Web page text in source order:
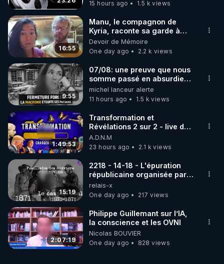
code : REGENERE10
▶ 30 jours gratuit sur l’application de méditation et
de bien-être ENVOL :
Rendez-vous sur https://www.envol.app/code
le code : REGENERE
15 hours ago 1.5 k views
16:55
Manu, le compagnon de
Kyria, raconte sa garde à
vue musclée. PARTAGEZ!
Devoir de Mémoire
One day ago
2.2 k views
9:55
07/08: une preuve que nous
somme passé en absurdie
une dictature qui veut faire
taire ses opposant !
michel lanceur alerte
11 hours ago
1.5 k views
1:49:53
Transformation et
Révélations 2 sur 2 - live du
07/08/26
A.D.N.M
23 hours ago
2.1 k views
15:19
2218 - 14-18 - L'épuration
républicaine organisée par
les frères de la truelle
relais-x
One day ago
217 views
2:07:19
Philippe Guillemant sur l’IA,
la conscience et les OVNI
Nicolas BOUVIER
One day ago
828 views